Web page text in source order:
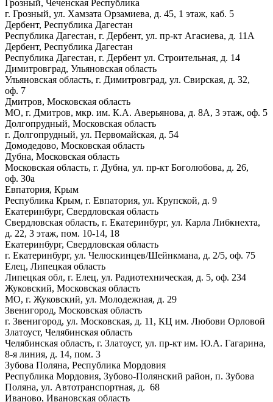
Грозный, Чеченская Республика
г. Грозный, ул. Хамзата Орзамиева, д. 45, 1 этаж, каб. 5
Дербент, Республика Дагестан
Республика Дагестан, г. Дербент, ул. пр-кт Агасиева, д. 11А
Дербент, Республика Дагестан
Республика Дагестан, г. Дербент ул. Строительная, д. 14
Димитровград, Ульяновская область
Ульяновская область, г. Димитровград, ул. Свирская, д. 32,
оф. 7
Дмитров, Московская область
МО, г. Дмитров, мкр. им. К.А. Аверьянова, д. 8А, 3 этаж, оф. 5
Долгопрудный, Московская область
г. Долгопрудный, ул. Первомайская, д. 54
Домодедово, Московская область
Дубна, Московская область
Московская область, г. Дубна, ул. пр-кт Боголюбова, д. 26,
оф. 30а
Евпатория, Крым
Республика Крым, г. Евпатория, ул. Крупской, д. 9
Екатеринбург, Свердловская область
Свердловская область, г. Екатеринбург, ул. Карла Либкнехта,
д. 22, 3 этаж, пом. 10-14, 18
Екатеринбург, Свердловская область
г. Екатеринбург, ул. Челюскинцев/Шейнкмана, д. 2/5, оф. 75
Елец, Липецкая область
Липецкая обл, г. Елец, ул. Радиотехническая, д. 5, оф. 234
Жуковский, Московская область
МО, г. Жуковский, ул. Молодежная, д. 29
Звенигород, Московская область
г. Звенигород, ул. Московская, д. 11, КЦ им. Любови Орловой
Златоуст, Челябинская область
Челябинская область, г. Златоуст, ул. пр-кт им. Ю.А. Гагарина,
8-я линия, д. 14, пом. 3
Зубова Поляна, Республика Мордовия
Республика Мордовия, Зубово-Полянский район, п. Зубова
Поляна, ул. Автотранспортная, д. 68
Иваново, Ивановская область